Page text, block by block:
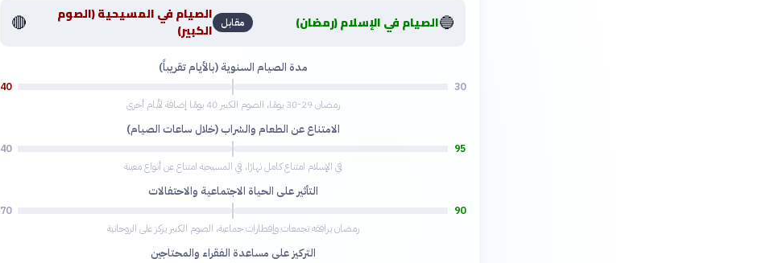
🔵الصيام في الإسلام (رمضان) مقابل
الصيام في المسيحية (الصوم
الكبير)
🔴
مدة الصيام السنوية (بالأيام تقريباً)
30
40
رمضان 29-30 يومًا، الصوم الكبير 40 يومًا إضافة لأيام أخرى
الامتناع عن الطعام والشراب (خلال ساعات الصيام)
95
40
في الإسلام امتناع كامل نهارًا، في المسيحية امتناع عن أنواع معينة
التأثير على الحياة الاجتماعية والاحتفالات
90
70
رمضان يرافقه تجمعات وإفطارات جماعية، الصوم الكبير يركز على الروحانية
التركيز على مساعدة الفقراء والمحتاجين